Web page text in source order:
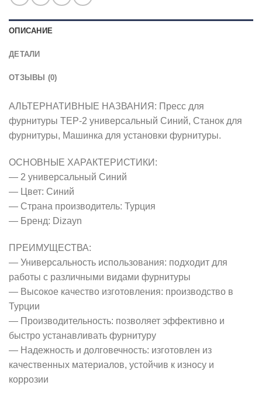
ОПИСАНИЕ
ДЕТАЛИ
ОТЗЫВЫ (0)
АЛЬТЕРНАТИВНЫЕ НАЗВАНИЯ: Пресс для
фурнитуры ТЕР-2 универсальный Синий, Станок для
фурнитуры, Машинка для установки фурнитуры.
ОСНОВНЫЕ ХАРАКТЕРИСТИКИ:
— 2 универсальный Синий
— Цвет: Синий
— Страна производитель: Турция
— Бренд: Dizayn
ПРЕИМУЩЕСТВА:
— Универсальность использования: подходит для
работы с различными видами фурнитуры
— Высокое качество изготовления: производство в
Турции
— Производительность: позволяет эффективно и
быстро устанавливать фурнитуру
— Надежность и долговечность: изготовлен из
качественных материалов, устойчив к износу и
коррозии